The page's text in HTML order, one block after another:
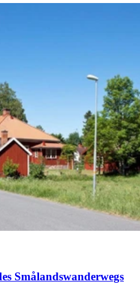
Smålandswanderwegs